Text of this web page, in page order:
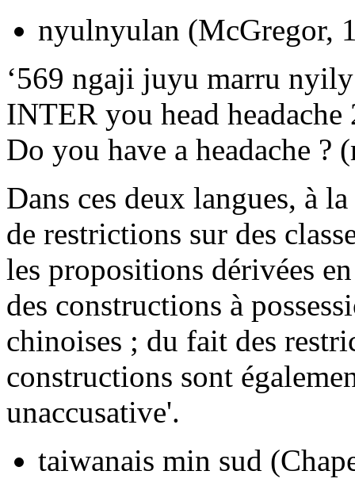
nyulnyulan (McGregor,
‘569 ngaji juyu marru
INTER you head
Do you have a headache ?
Dans ces deux langues, à
de restrictions sur des
les propositions dérivées
des constructions à
chinoises ; du fait des
constructions sont
unaccusative'.
taiwanais min sud